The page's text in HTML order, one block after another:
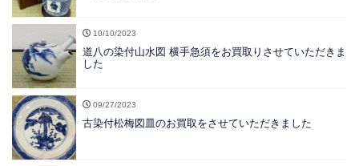
10/10/2023
道八の染付山水図 横手急須をお買取りさせていただきま
した
09/27/2023
古染付松梅図皿のお買取をさせていただきました